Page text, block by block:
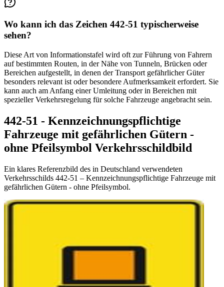
Wo kann ich das Zeichen 442-51 typischerweise
sehen?
Diese Art von Informationstafel wird oft zur Führung von Fahrern
auf bestimmten Routen, in der Nähe von Tunneln, Brücken oder
Bereichen aufgestellt, in denen der Transport gefährlicher Güter
besonders relevant ist oder besondere Aufmerksamkeit erfordert. Sie
kann auch am Anfang einer Umleitung oder in Bereichen mit
spezieller Verkehrsregelung für solche Fahrzeuge angebracht sein.
442-51 - Kennzeichnungspflichtige
Fahrzeuge mit gefährlichen Gütern -
ohne Pfeilsymbol Verkehrsschildbild
Ein klares Referenzbild des in Deutschland verwendeten
Verkehrsschilds 442-51 – Kennzeichnungspflichtige Fahrzeuge mit
gefährlichen Gütern - ohne Pfeilsymbol.